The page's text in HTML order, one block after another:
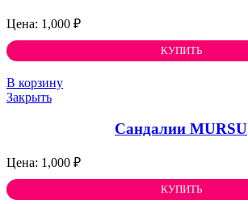
1,000 ₽
КУПИТЬ
В корзину
Закрыть
Cандалии MURSU
1,000 ₽
КУПИТЬ